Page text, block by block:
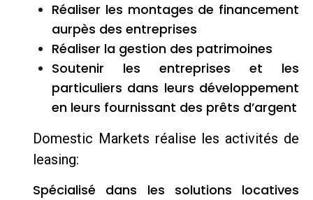
Réaliser les montages de financement
aurpès des entreprises
Réaliser la gestion des patrimoines
Soutenir les entreprises et les
particuliers dans leurs développement
en leurs fournissant des prêts d’argent
Domestic Markets réalise les activités de
leasing:
Spécialisé dans les solutions locatives